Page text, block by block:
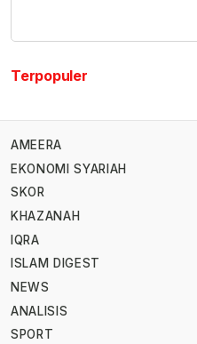
Terpopuler
AMEERA
EKONOMI SYARIAH
SKOR
KHAZANAH
IQRA
ISLAM DIGEST
NEWS
ANALISIS
SPORT